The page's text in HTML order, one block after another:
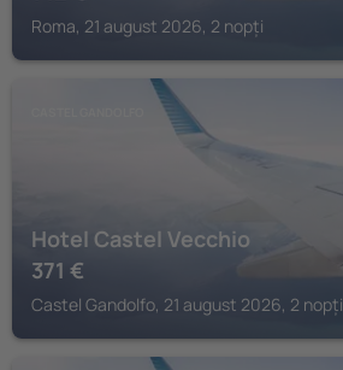
Roma, 21 august 2026, 2 nopți
Hotel Castel Vecchio
371 €
Castel Gandolfo, 21 august 2026, 2 nopți